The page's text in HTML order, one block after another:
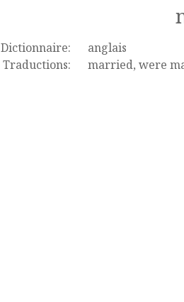
Dictionnaire:
anglais
Traductions:
married, were